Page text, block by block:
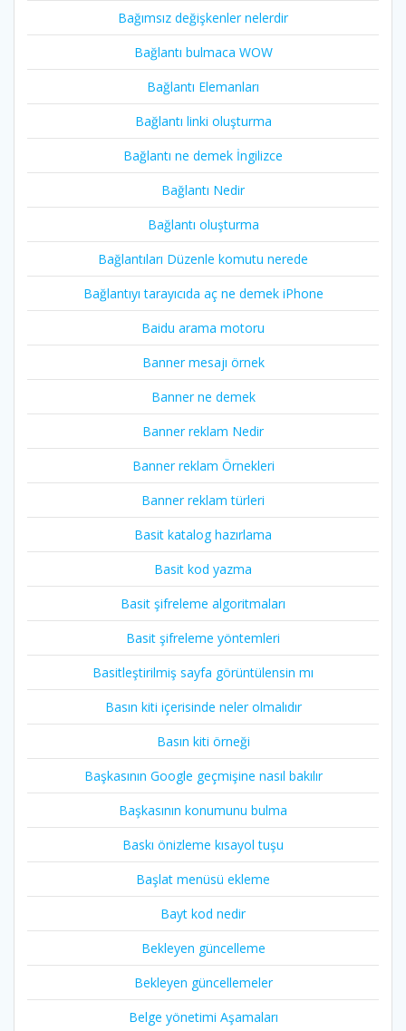
Bağımsız değişkenler nelerdir
Bağlantı bulmaca WOW
Bağlantı Elemanları
Bağlantı linki oluşturma
Bağlantı ne demek İngilizce
Bağlantı Nedir
Bağlantı oluşturma
Bağlantıları Düzenle komutu nerede
Bağlantıyı tarayıcıda aç ne demek iPhone
Baidu arama motoru
Banner mesajı örnek
Banner ne demek
Banner reklam Nedir
Banner reklam Örnekleri
Banner reklam türleri
Basit katalog hazırlama
Basit kod yazma
Basit şifreleme algoritmaları
Basit şifreleme yöntemleri
Basitleştirilmiş sayfa görüntülensin mı
Basın kiti içerisinde neler olmalıdır
Basın kiti örneği
Başkasının Google geçmişine nasıl bakılır
Başkasının konumunu bulma
Baskı önizleme kısayol tuşu
Başlat menüsü ekleme
Bayt kod nedir
Bekleyen güncelleme
Bekleyen güncellemeler
Belge yönetimi Aşamaları